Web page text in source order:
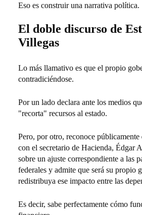
Eso es construir una narrativa política.
El doble discurso de
Villegas
Lo más llamativo es que el propio
contradiciéndose.
Por un lado declara ante los medios
"recorta" recursos al estado.
Pero, por otro, reconoce públicamente
con el secretario de Hacienda, Édgar
sobre un ajuste correspondiente a las
federales y admite que será su propio
redistribuya ese impacto entre las
Es decir, sabe perfectamente cómo